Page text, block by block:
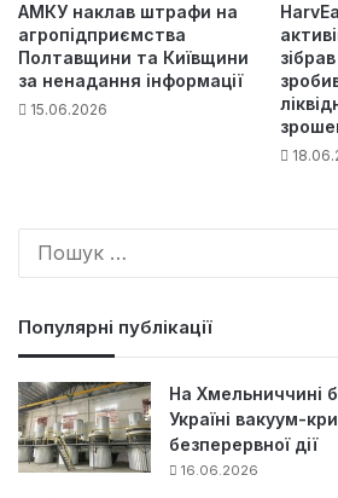
АМКУ наклав штрафи на
агропідприємства
Полтавщини та Київщини
за ненадання інформації
15.06.2026
Популярні публікації
На Хмельниччині
Україні вакуум-
безперервної дії
16.06.2026